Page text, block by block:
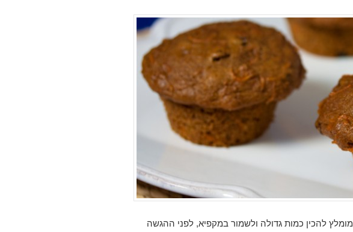
מומלץ להכין כמות גדולה ולשמור במקפיא, לפני ההגשה